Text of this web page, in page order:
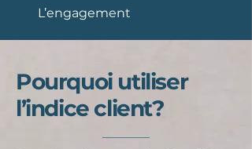
L’engagement
Pourquoi utiliser
l’indice client?